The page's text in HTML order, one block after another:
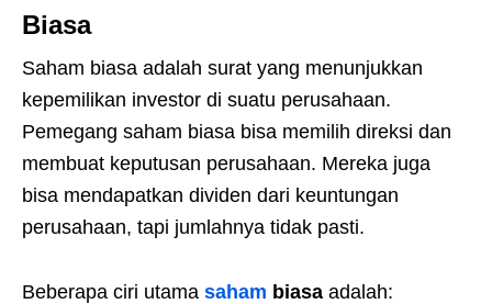
Biasa
Saham biasa adalah surat yang menunjukkan
kepemilikan investor di suatu perusahaan.
Pemegang saham biasa bisa memilih direksi dan
membuat keputusan perusahaan. Mereka juga
bisa mendapatkan dividen dari keuntungan
perusahaan, tapi jumlahnya tidak pasti.
Beberapa ciri utama saham biasa adalah: